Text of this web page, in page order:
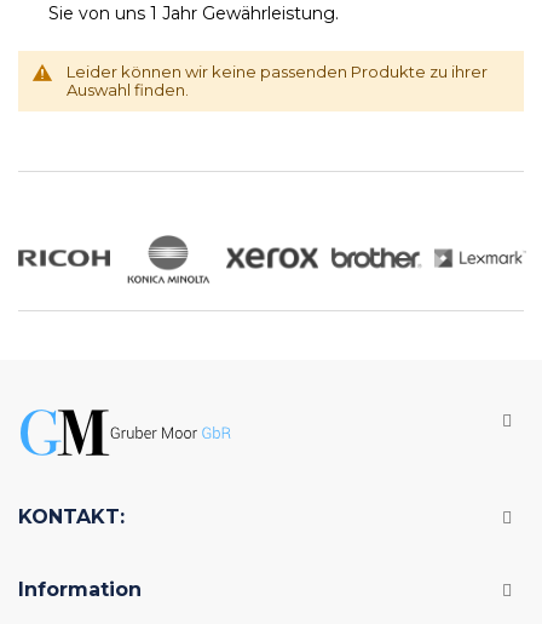
Sie von uns 1 Jahr Gewährleistung.
Leider können wir keine passenden Produkte zu ihrer
Auswahl finden.
KONTAKT:
Information